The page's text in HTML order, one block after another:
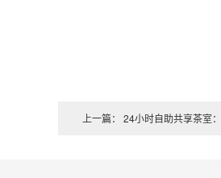
上一篇： 24小时自助共享茶室